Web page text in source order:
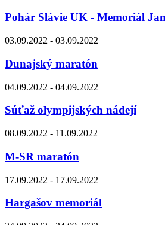
Pohár Slávie UK - Memoriál
03.09.2022 - 03.09.2022
Dunajský maratón
04.09.2022 - 04.09.2022
Súťaž olympijských nádejí
08.09.2022 - 11.09.2022
M-SR maratón
17.09.2022 - 17.09.2022
Hargašov memoriál